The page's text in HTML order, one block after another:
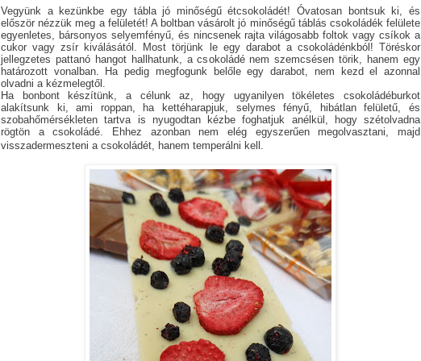
Vegyünk a kezünkbe egy tábla jó minőségű étcsokoládét! Óvatosan bontsuk ki, és
először nézzük meg a felületét! A boltban vásárolt jó minőségű táblás csokoládék felülete
egyenletes, bársonyos selyemfényű, és nincsenek rajta világosabb foltok vagy csíkok a
cukor vagy zsír kiválásától. Most törjünk le egy darabot a csokoládénkból! Töréskor
jellegzetes pattanó hangot hallhatunk, a csokoládé nem szemcsésen törik, hanem egy
határozott vonalban. Ha pedig megfogunk belőle egy darabot, nem kezd el azonnal
olvadni a kézmelegtől.
Ha bonbont készítünk, a célunk az, hogy ugyanilyen tökéletes csokoládéburkot
alakítsunk ki, ami roppan, ha kettéharapjuk, selymes fényű, hibátlan felületű, és
szobahőmérsékleten tartva is nyugodtan kézbe foghatjuk anélkül, hogy szétolvadna
rögtön a csokoládé. Ehhez azonban nem elég egyszerűen megolvasztani, majd
visszadermeszteni a csokoládét, hanem temperálni kell.